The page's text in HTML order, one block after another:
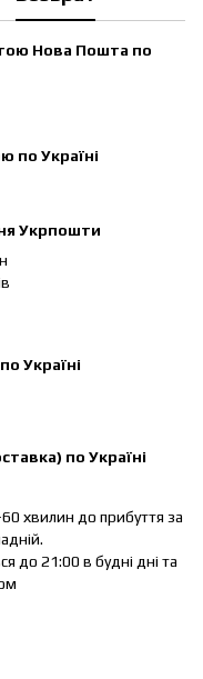
Нова Пошта по
по Україні
Укрпошти
Україні
по Україні
хвилин до прибуття за
до 21:00 в будні дні та